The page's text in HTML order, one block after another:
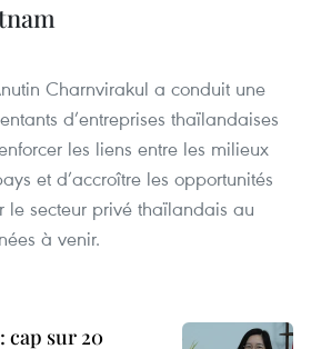
Charnvirakul a conduit une
d’entreprises thaïlandaises
les liens entre les milieux
et d’accroître les opportunités
le secteur privé thaïlandais au
à venir.
cap sur 20